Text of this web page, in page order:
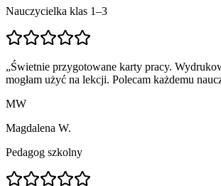
Nauczycielka klas 1–3
„Świetnie przygotowane karty pracy.
mogłam użyć na lekcji. Polecam każdemu
MW
Magdalena W.
Pedagog szkolny